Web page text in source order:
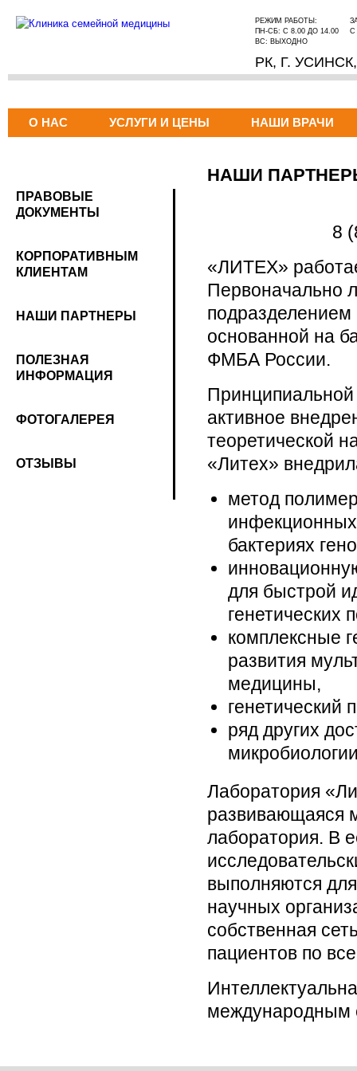
РЕЖИМ РАБОТЫ:
ПН-СБ: С 8.00 ДО 14.00
ВС: ВЫХОДНО
С
РК, Г.
О НАС УСЛУГИ И ЦЕНЫ НАШИ ВРАЧИ
ПРАВОВЫЕ
ДОКУМЕНТЫ
КОРПОРАТИВНЫМ
КЛИЕНТАМ
НАШИ ПАРТНЕРЫ
ПОЛЕЗНАЯ
ИНФОРМАЦИЯ
ФОТОГАЛЕРЕЯ
ОТЗЫВЫ
НАШИ
8
«ЛИТЕХ»
Первоначально
основанной на
ФМБА России.
активное
теоретической
«Литех»
метод
бактериях
для быстрой
генетических
комплексные
развития
медицины,
генетический
ряд других
Лаборатория
развивающаяся
лаборатория. В
выполняются
научных
собственная
пациентов по
международным